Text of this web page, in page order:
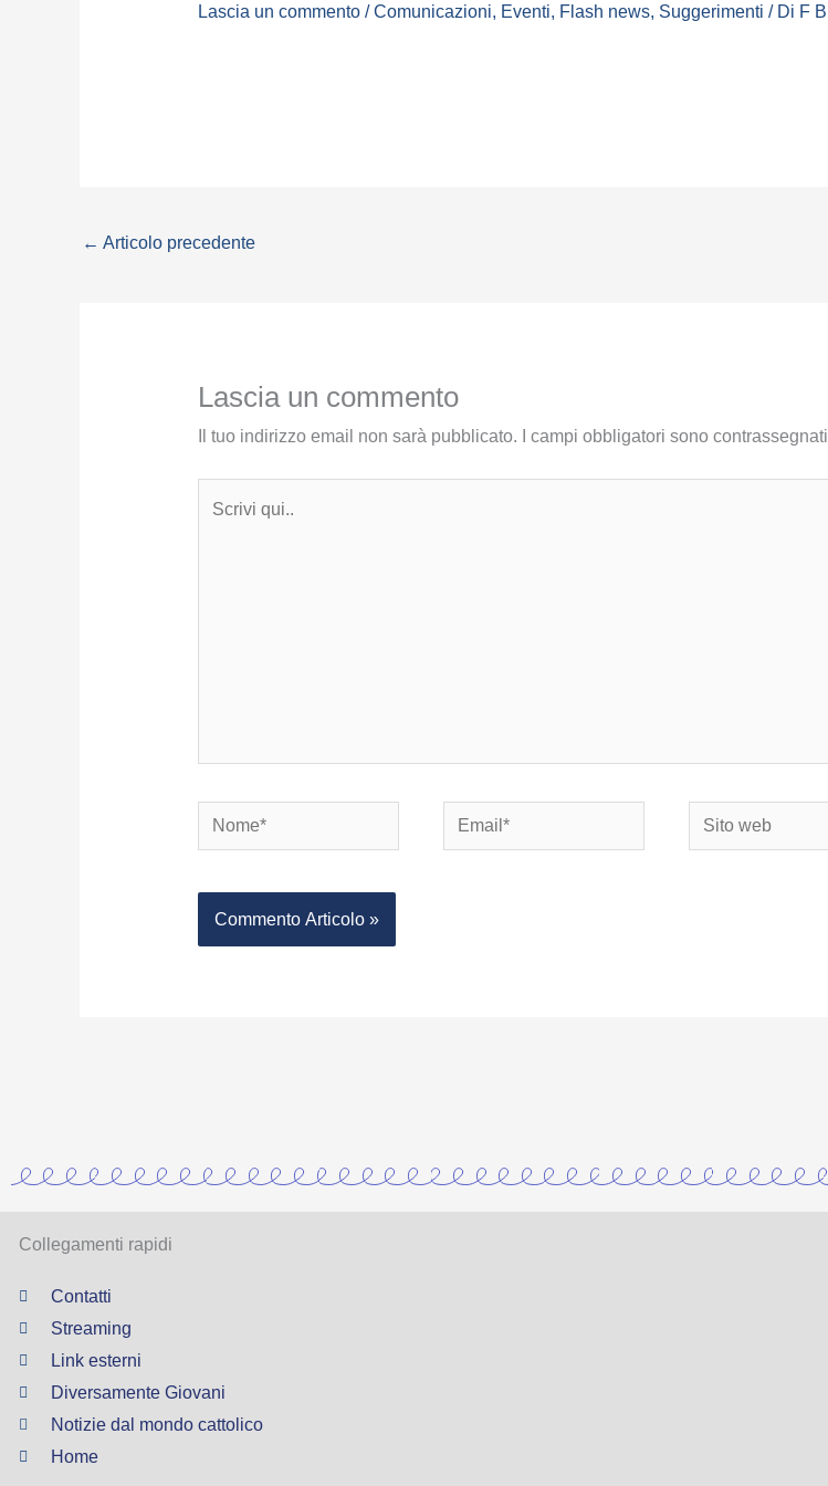
Lascia un commento /Comunicazioni, Eventi, Flash news, Suggerimenti / Di F B
← Articolo precedente
Lascia un commento
Il tuo indirizzo email non sarà pubblicato. I campi obbligatori sono contrassegnati
Nome* Email*
Sito
web
Collegamenti rapidi
Contatti
Streaming
Link esterni
Diversamente Giovani
Notizie dal mondo cattolico
Home